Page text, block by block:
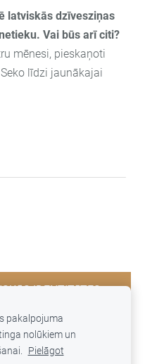
latviskās dzīvesziņas
Vai būs arī citi?
mēnesi, pieskaņoti
līdzi jaunākajai
IDENTITĀTES
pakalpojuma
nolūkiem un
Pielāgot